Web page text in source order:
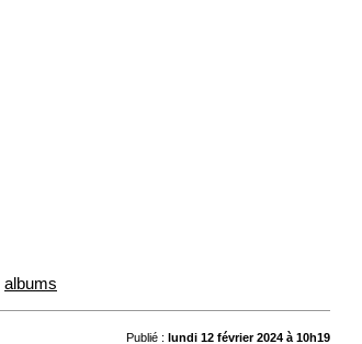
albums
Publié : lundi 12 février 2024 à 10h19